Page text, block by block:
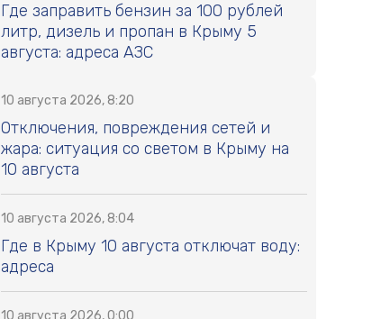
Где заправить бензин за 100 рублей
литр, дизель и пропан в Крыму 5
августа: адреса АЗС
10 августа 2026, 8:20
Отключения, повреждения сетей и
жара: ситуация со светом в Крыму на
10 августа
10 августа 2026, 8:04
Где в Крыму 10 августа отключат воду:
адреса